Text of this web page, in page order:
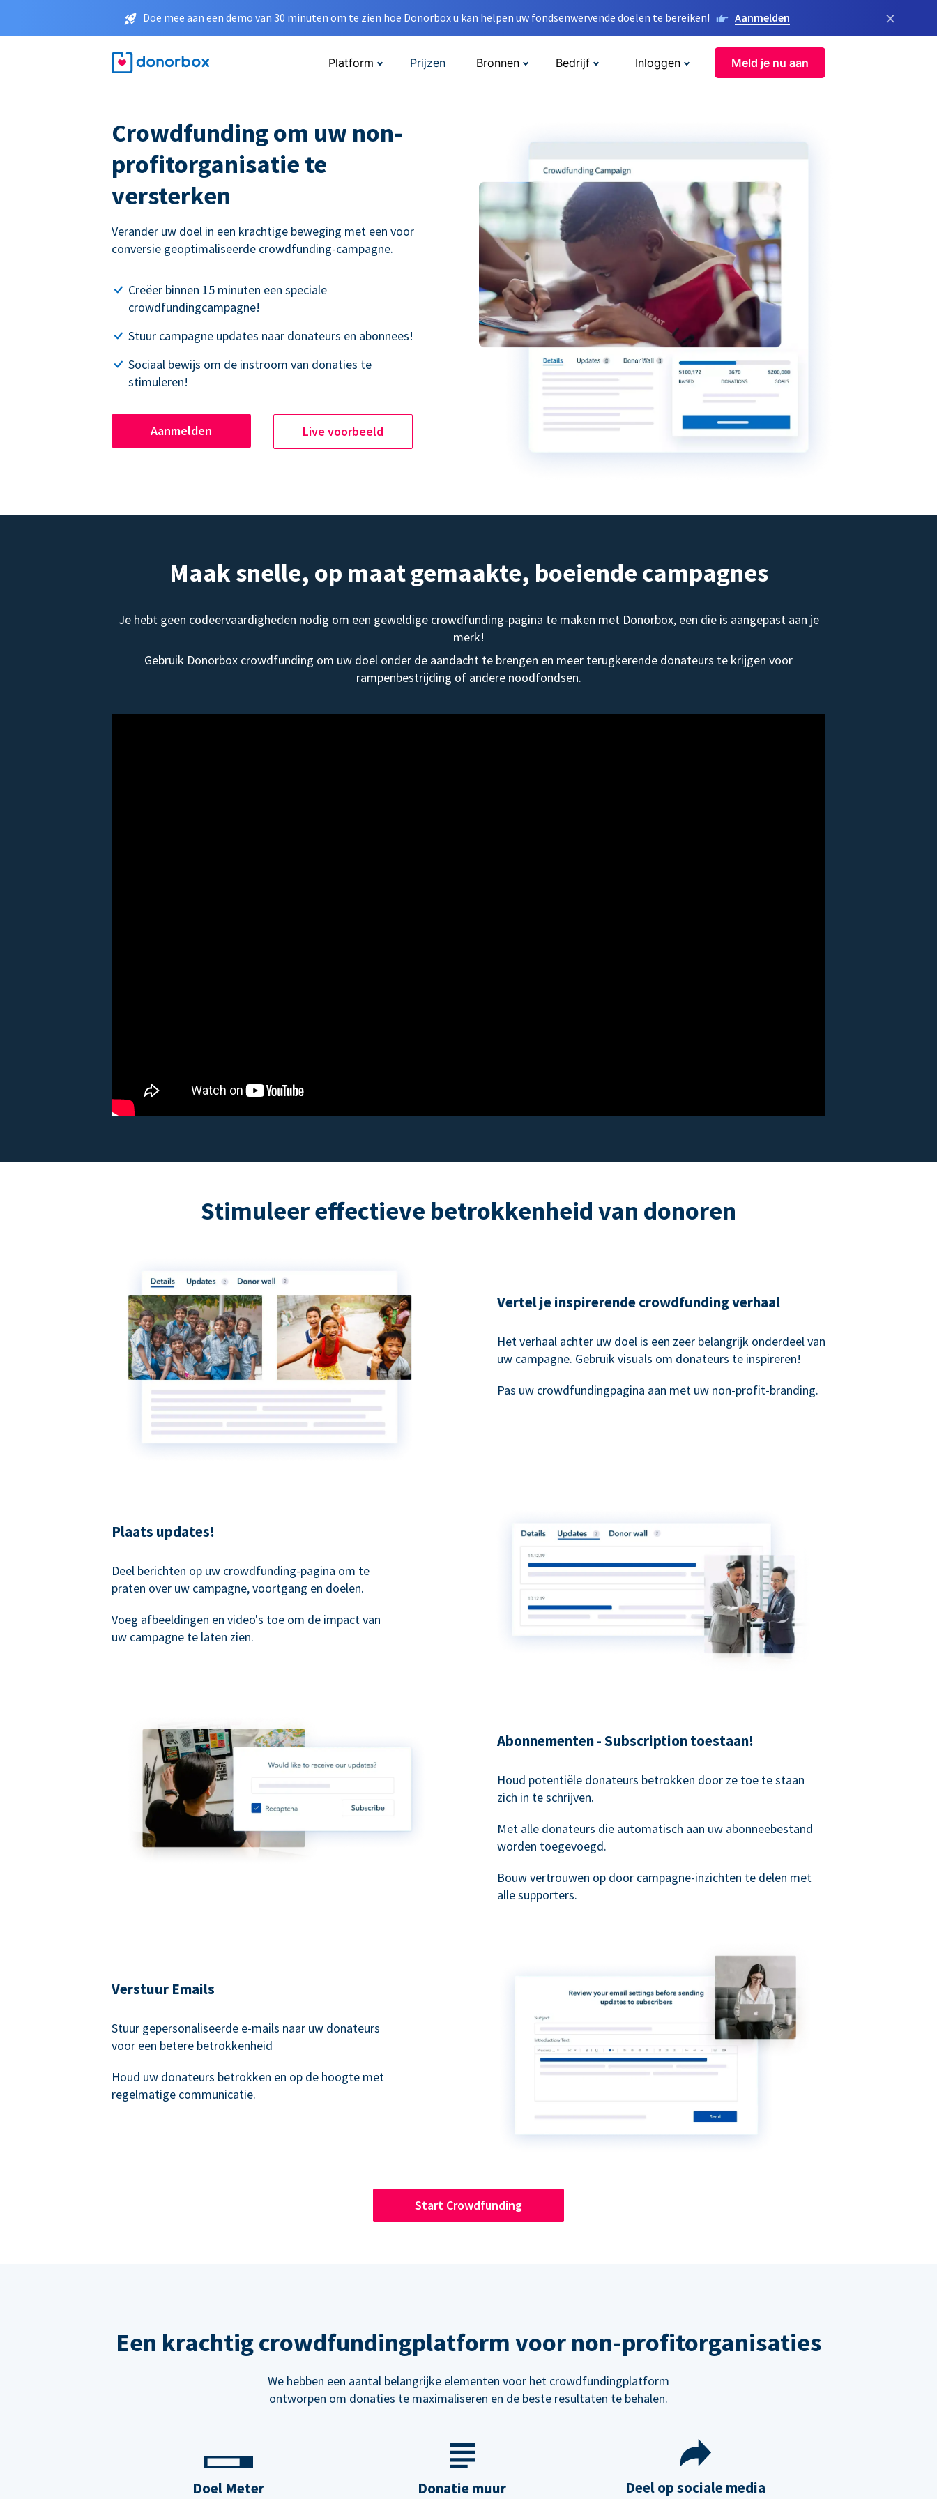
Doe mee aan een demo van 30 minuten om te zien hoe Donorbox u kan helpen uw fondsenwervende doelen te bereiken! Aanmelden ×
Platform Prijzen Bronnen Bedrijf Inloggen Meld je nu aan
Crowdfunding om uw non-
profitorganisatie te
versterken
Verander uw doel in een krachtige beweging met een voor
conversie geoptimaliseerde crowdfunding-campagne.
Creëer binnen 15 minuten een speciale
crowdfundingcampagne!
Stuur campagne updates naar donateurs en abonnees!
Sociaal bewijs om de instroom van donaties te
stimuleren!
Aanmelden Live voorbeeld
Maak snelle, op maat gemaakte, boeiende campagnes
Je hebt geen codeervaardigheden nodig om een geweldige crowdfunding-pagina te maken met Donorbox, een die is aangepast aan je
merk!
Gebruik Donorbox crowdfunding om uw doel onder de aandacht te brengen en meer terugkerende donateurs te krijgen voor
rampenbestrijding of andere noodfondsen.
Stimuleer effectieve betrokkenheid van donoren
Vertel je inspirerende crowdfunding verhaal
Het verhaal achter uw doel is een zeer belangrijk onderdeel van
uw campagne. Gebruik visuals om donateurs te inspireren!
Pas uw crowdfundingpagina aan met uw non-profit-branding.
Plaats updates!
Deel berichten op uw crowdfunding-pagina om te
praten over uw campagne, voortgang en doelen.
Voeg afbeeldingen en video's toe om de impact van
uw campagne te laten zien.
Abonnementen - Subscription toestaan!
Houd potentiële donateurs betrokken door ze toe te staan
zich in te schrijven.
Met alle donateurs die automatisch aan uw abonneebestand
worden toegevoegd.
Bouw vertrouwen op door campagne-inzichten te delen met
alle supporters.
Verstuur Emails
Stuur gepersonaliseerde e-mails naar uw donateurs
voor een betere betrokkenheid
Houd uw donateurs betrokken en op de hoogte met
regelmatige communicatie.
Start Crowdfunding
Een krachtig crowdfundingplatform voor non-profitorganisaties
We hebben een aantal belangrijke elementen voor het crowdfundingplatform
ontworpen om donaties te maximaliseren en de beste resultaten te behalen.
Doel Meter Donatie muur Deel op sociale media